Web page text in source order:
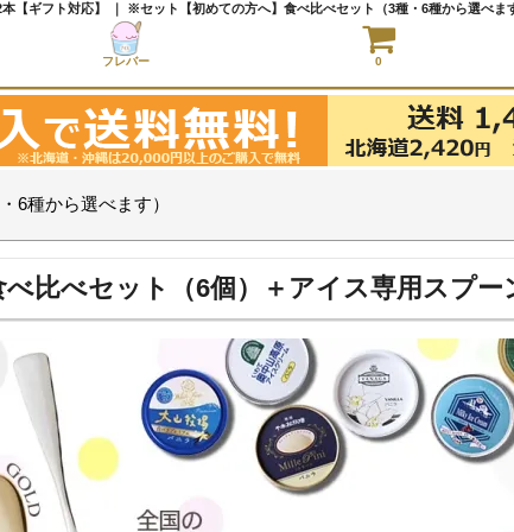
6種から選べます）
比べセット（6個）＋アイス専用スプー
フレバー 0